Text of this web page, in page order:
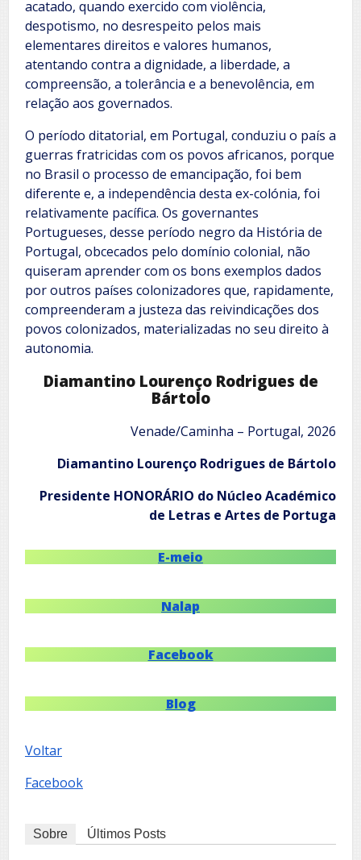
acatado, quando exercido com violência,
despotismo, no desrespeito pelos mais
elementares direitos e valores humanos,
atentando contra a dignidade, a liberdade, a
compreensão, a tolerância e a benevolência, em
relação aos governados.
O período ditatorial, em Portugal, conduziu o país a
guerras fratricidas com os povos africanos, porque
no Brasil o processo de emancipação, foi bem
diferente e, a independência desta ex-colónia, foi
relativamente pacífica. Os governantes
Portugueses, desse período negro da História de
Portugal, obcecados pelo domínio colonial, não
quiseram aprender com os bons exemplos dados
por outros países colonizadores que, rapidamente,
compreenderam a justeza das reivindicações dos
povos colonizados, materializadas no seu direito à
autonomia.
Diamantino Lourenço Rodrigues de
Bártolo
Venade/Caminha – Portugal, 2026
Diamantino Lourenço Rodrigues de Bártolo
Presidente HONORÁRIO do Núcleo Académico
de Letras e Artes de Portuga
E-meio
Nalap
Facebook
Blog
Voltar
Facebook
Sobre Últimos Posts